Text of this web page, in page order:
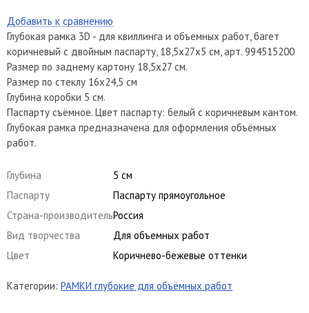
Добавить к сравнению
Глубокая рамка 3D - для квиллинга и объемных работ, багет
коричневый с двойным паспарту, 18,5х27х5 см, арт. 994515200
Размер по заднему картону 18,5х27 см.
Размер по стеклу 16х24,5 см
Глубина коробки 5 см.
Паспарту съёмное. Цвет паспарту: белый с коричневым кантом.
Глубокая рамка предназначена для оформления объёмных
работ.
Глубина
5 см
Паспарту
Паспарту прямоугольное
Страна-производительРоссия
Вид творчества
Для объемных работ
Цвет
Коричнево-бежевые оттенки
Категории: РАМКИ глубокие для объёмных работ